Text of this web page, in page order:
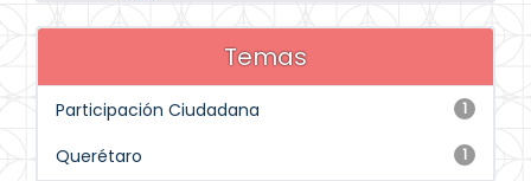
Temas
1
Participación Ciudadana
1
Querétaro